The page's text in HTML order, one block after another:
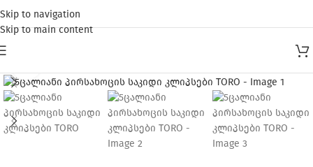
Skip to navigation
Skip to main content